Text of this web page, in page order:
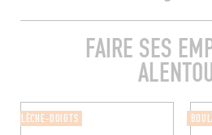
FAIRE SES
LÈCHE-DOIGTS